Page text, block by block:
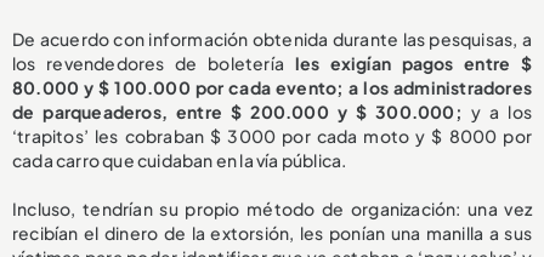
De acuerdo con información obtenida durante las pesquisas, a
los revendedores de boletería les exigían pagos entre $
80.000 y $ 100.000 por cada evento; a los administradores
de parqueaderos, entre $ 200.000 y $ 300.000; y a los
‘trapitos’ les cobraban $ 3000 por cada moto y $ 8000 por
cada carro que cuidaban en la vía pública.
Incluso, tendrían su propio método de organización: una vez
recibían el dinero de la extorsión, les ponían una manilla a sus